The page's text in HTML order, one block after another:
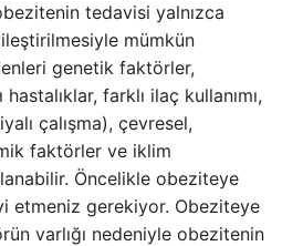
tedavisi yalnızca
mümkün
genetik faktörler,
farklı ilaç kullanımı,
çalışma), çevresel,
faktörler ve iklim
Öncelikle obeziteye
etmeniz gerekiyor. Obeziteye
varlığı nedeniyle obezitenin